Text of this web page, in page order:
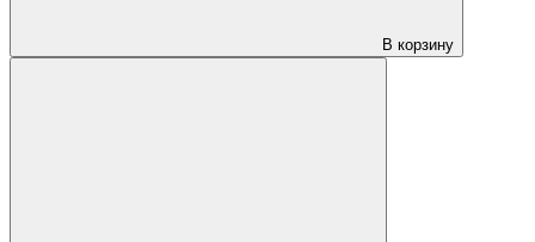
В корзину